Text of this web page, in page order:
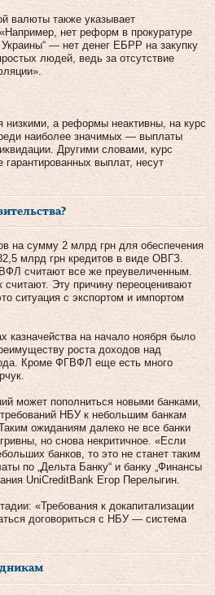
валюты также указывает
нет реформ в прокуратуре
— нет денег ЕБРР на закупку
людей, ведь за отсутствие
а реформы неактивны, на курс
наиболее значимых — выплаты
Другими словами, курс
выплат, несут
на сумму 2 млрд грн для обеспечения
млрд грн кредитов в виде ОВГЗ.
считают все же преувеличенным.
Эту причину переоценивают
ситуация с экспортом и импортом
на начало ноября было
роста доходов над
Кроме ФГВФЛ еще есть много
может пополниться новыми банками,
НБУ к небольшим банкам
ожиданиям далеко не все банки
но снова некритичное. «Если
банков, то это не станет таким
по „Дельта Банку“ и банку „Финансы
UniCreditBank Егор Перелыгин.
«Требования к докапитализации
договориться с НБУ — система